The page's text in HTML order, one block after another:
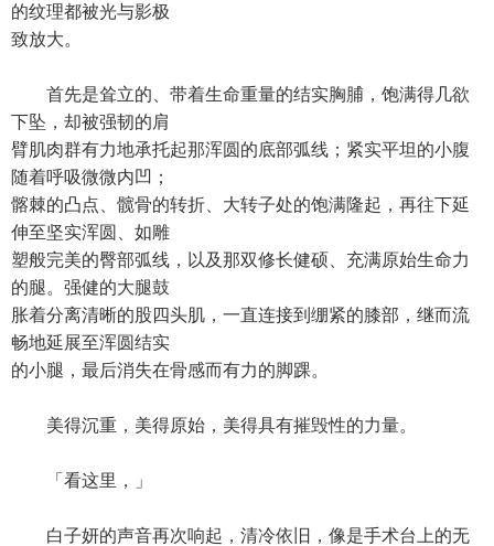
的纹理都被光与影极
致放大。
首先是耸立的、带着生命重量的结实胸脯，饱满得几欲
下坠，却被强韧的肩
臂肌肉群有力地承托起那浑圆的底部弧线；紧实平坦的小腹
随着呼吸微微内凹；
髂棘的凸点、髋骨的转折、大转子处的饱满隆起，再往下延
伸至坚实浑圆、如雕
塑般完美的臀部弧线，以及那双修长健硕、充满原始生命力
的腿。强健的大腿鼓
胀着分离清晰的股四头肌，一直连接到绷紧的膝部，继而流
畅地延展至浑圆结实
的小腿，最后消失在骨感而有力的脚踝。
美得沉重，美得原始，美得具有摧毁性的力量。
「看这里，」
白子妍的声音再次响起，清冷依旧，像是手术台上的无